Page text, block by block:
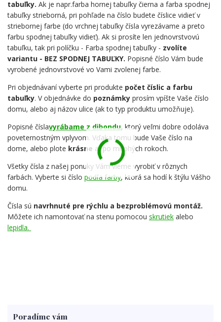
tabuľky. Ak je napr.farba hornej tabuľky čierna a farba spodnej
tabuľky strieborná, pri pohľade na číslo budete číslice vidieť v
striebornej farbe (do vrchnej tabuľky čísla vyrezávame a preto
farbu spodnej tabuľky vidieť). Ak si prosíte len jednovrstvovú
tabuľku, tak pri políčku - Farba spodnej tabuľky - zvolíte
variantu - BEZ SPODNEJ TABUĽKY. Popisné číslo Vám bude
vyrobené jednovrstvové vo Vami zvolenej farbe.
Pri objednávaní vyberte pri produkte počet číslic a farbu
tabuľky. V objednávke do poznámky prosím vpíšte Vaše číslo
domu, alebo aj názov ulice (ak to typ produktu umožňuje).
Popisné číslavyrábame z dibondu, ktorý veľmi dobre odoláva
poveternostným vplyvom. Vďaka tomu bude Vaše číslo na
dome, alebo plote krásne aj po mnohých rokoch.
Všetky čísla z našej ponuky Vám vieme vyrobiť v rôznych
farbách. Vyberte si číslo podľa farby, ktorá sa hodí k štýlu Vášho
domu.
Čísla sú navrhnuté pre rýchlu a bezproblémovú montáž.
Môžete ich namontovať na stenu pomocou skrutiek alebo
lepidla.
Poradíme vám